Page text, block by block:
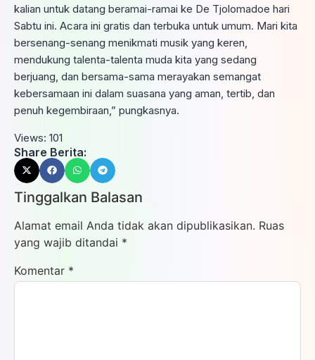
kalian untuk datang beramai-ramai ke De Tjolomadoe hari
Sabtu ini. Acara ini gratis dan terbuka untuk umum. Mari kita
bersenang-senang menikmati musik yang keren,
mendukung talenta-talenta muda kita yang sedang
berjuang, dan bersama-sama merayakan semangat
kebersamaan ini dalam suasana yang aman, tertib, dan
penuh kegembiraan,” pungkasnya.
Views: 101
Share Berita:
Tinggalkan Balasan
Alamat email Anda tidak akan dipublikasikan. Ruas
yang wajib ditandai *
Komentar *